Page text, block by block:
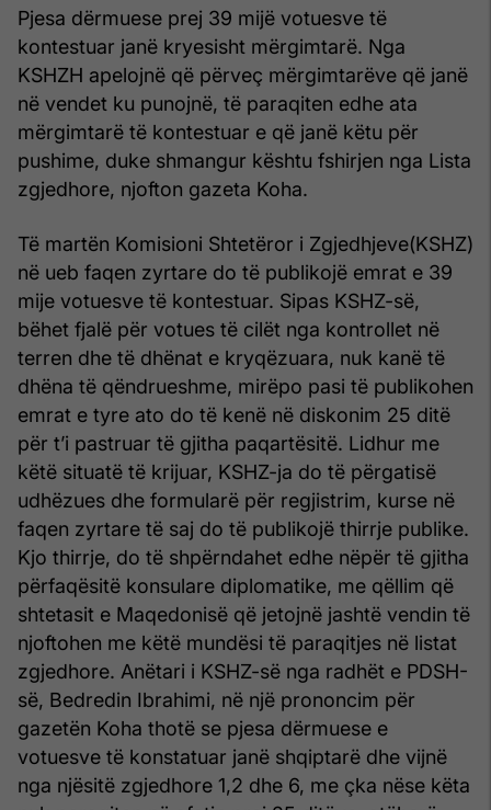
Pjesa dërmuese prej 39 mijë votuesve të
kontestuar janë kryesisht mërgimtarë. Nga
KSHZH apelojnë që përveç mërgimtarëve që janë
në vendet ku punojnë, të paraqiten edhe ata
mërgimtarë të kontestuar e që janë këtu për
pushime, duke shmangur kështu fshirjen nga Lista
zgjedhore, njofton gazeta Koha.
Të martën Komisioni Shtetëror i Zgjedhjeve(KSHZ)
në ueb faqen zyrtare do të publikojë emrat e 39
mije votuesve të kontestuar. Sipas KSHZ-së,
bëhet fjalë për votues të cilët nga kontrollet në
terren dhe të dhënat e kryqëzuara, nuk kanë të
dhëna të qëndrueshme, mirëpo pasi të publikohen
emrat e tyre ato do të kenë në diskonim 25 ditë
për t’i pastruar të gjitha paqartësitë. Lidhur me
këtë situatë të krijuar, KSHZ-ja do të përgatisë
udhëzues dhe formularë për regjistrim, kurse në
faqen zyrtare të saj do të publikojë thirrje publike.
Kjo thirrje, do të shpërndahet edhe nëpër të gjitha
përfaqësitë konsulare diplomatike, me qëllim që
shtetasit e Maqedonisë që jetojnë jashtë vendin të
njoftohen me këtë mundësi të paraqitjes në listat
zgjedhore. Anëtari i KSHZ-së nga radhët e PDSH-
së, Bedredin Ibrahimi, në një prononcim për
gazetën Koha thotë se pjesa dërmuese e
votuesve të konstatuar janë shqiptarë dhe vijnë
nga njësitë zgjedhore 1,2 dhe 6, me çka nëse këta